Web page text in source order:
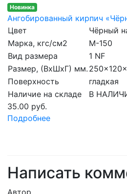
Новинка
Ангобированный кирпич
Цвет
Чёрный
Марка, кгс/см2
M-150
Вид размера
1 NF
Размер, (ВхШхГ) мм.
Поверхность
гладкая
Наличие на складе
В
35.00 руб.
Подробнее
Написать
Автор